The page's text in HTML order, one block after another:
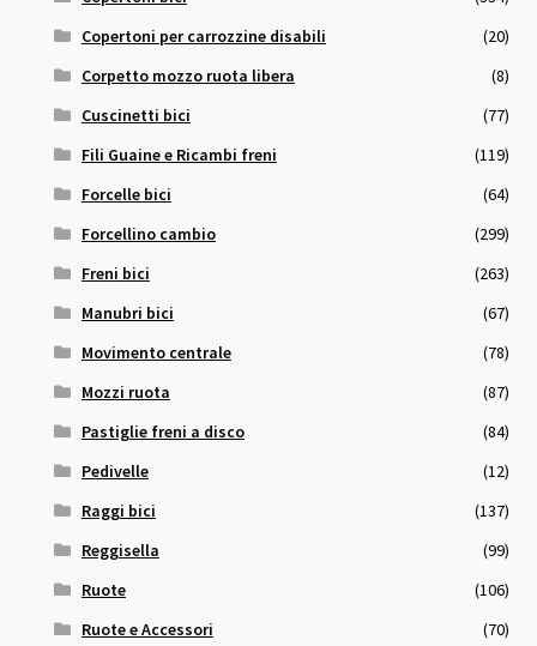
Copertoni per carrozzine disabili
(20)
Corpetto mozzo ruota libera
(8)
Cuscinetti bici
(77)
Fili Guaine e Ricambi freni
(119)
Forcelle bici
(64)
Forcellino cambio
(299)
Freni bici
(263)
Manubri bici
(67)
Movimento centrale
(78)
Mozzi ruota
(87)
Pastiglie freni a disco
(84)
Pedivelle
(12)
Raggi bici
(137)
Reggisella
(99)
Ruote
(106)
Ruote e Accessori
(70)